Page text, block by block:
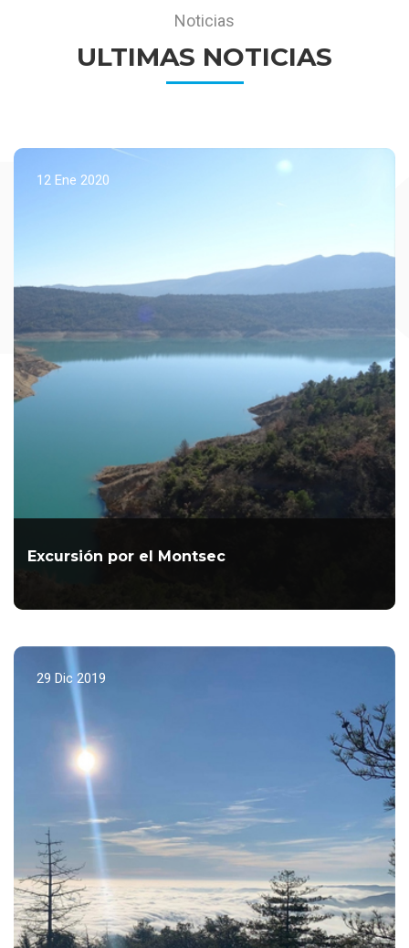
Noticias
ULTIMAS NOTICIAS
12 Ene 2020
Excursión por el Montsec
29 Dic 2019